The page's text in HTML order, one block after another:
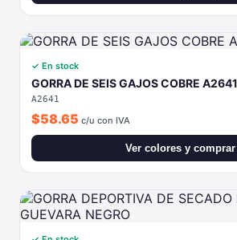
A2641
✓ En stock
GORRA DEPORTIVA DE SECADO
GUEVARA NEGRO
A3007
Ver colores y comprar